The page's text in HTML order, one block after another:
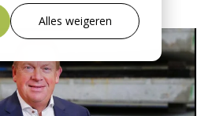
Alles weigeren
Stelcon